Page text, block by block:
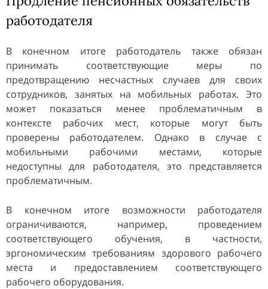
работодателя
В конечном итоге работодатель также обязан
принимать соответствующие меры по
предотвращению несчастных случаев для своих
сотрудников, занятых на мобильных работах. Это
может показаться менее проблематичным в
контексте рабочих мест, которые могут быть
проверены работодателем. Однако в случае с
мобильными рабочими местами, которые
недоступны для работодателя, это представляется
проблематичным.
В конечном итоге возможности работодателя
ограничиваются, например, проведением
соответствующего обучения, в частности,
эргономическим требованиям здорового рабочего
места и предоставлением соответствующего
рабочего оборудования.